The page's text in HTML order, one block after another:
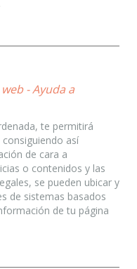
- Ayuda a
te permitirá
así
de cara a
o contenidos y las
se pueden ubicar y
de sistemas basados
de tu página